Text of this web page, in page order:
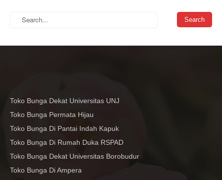
Toko Bunga Dekat Universitas UNJ
Toko Bunga Permata Hijau
Toko Bunga Di Pantai Indah Kapuk
Toko Bunga Di Rumah Duka RSPAD
Toko Bunga Dekat Universitas Borobudur
Toko Bunga Di Ampera